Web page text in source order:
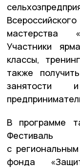
мастерства
Участники
классы,
также
занятости
В программе
Фестиваль
с
фонда